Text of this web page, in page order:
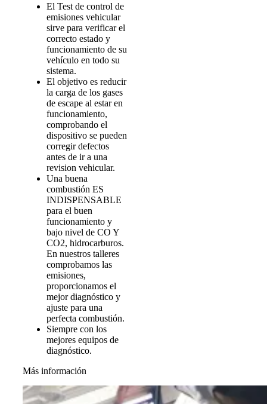
El Test de control de
emisiones vehicular
sirve para verificar el
correcto estado y
funcionamiento de su
vehículo en todo su
sistema.
El objetivo es reducir
la carga de los gases
de escape al estar en
funcionamiento,
comprobando el
dispositivo se pueden
corregir defectos
antes de ir a una
revision vehicular.
Una buena
combustión ES
INDISPENSABLE
para el buen
funcionamiento y
bajo nivel de CO Y
CO2, hidrocarburos.
En nuestros talleres
comprobamos las
emisiones,
proporcionamos el
mejor diagnóstico y
ajuste para una
perfecta combustión.
Siempre con los
mejores equipos de
diagnóstico.
Más información